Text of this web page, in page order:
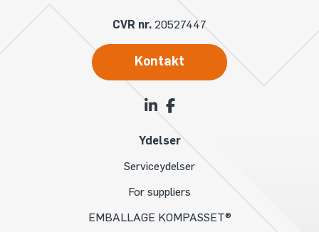
CVR nr. 20527447
Kontakt
Ydelser
Serviceydelser
For suppliers
EMBALLAGE KOMPASSET®